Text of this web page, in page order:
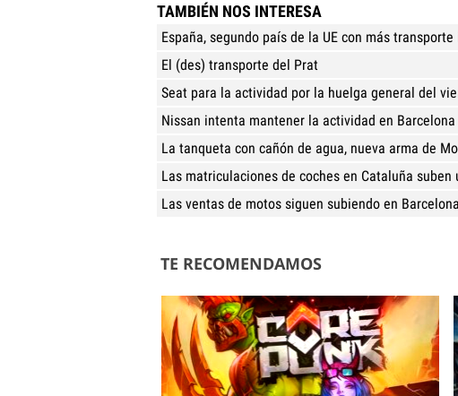
TAMBIÉN NOS INTERESA
España, segundo país de la UE con más
El (des) transporte del Prat
Seat para la actividad por la huelga general del
Nissan intenta mantener la actividad en
La tanqueta con cañón de agua, nueva arma de
Las matriculaciones de coches en Cataluña
Las ventas de motos siguen subiendo en Barcelona
TE RECOMENDAMOS